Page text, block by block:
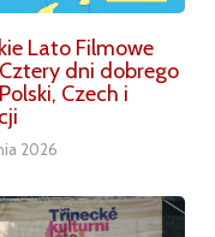
Lato Filmowe
dni dobrego
Czech i
2026